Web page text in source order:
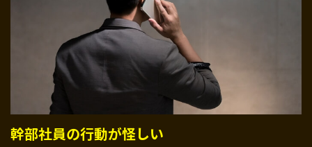
幹部社員の行動が怪しい